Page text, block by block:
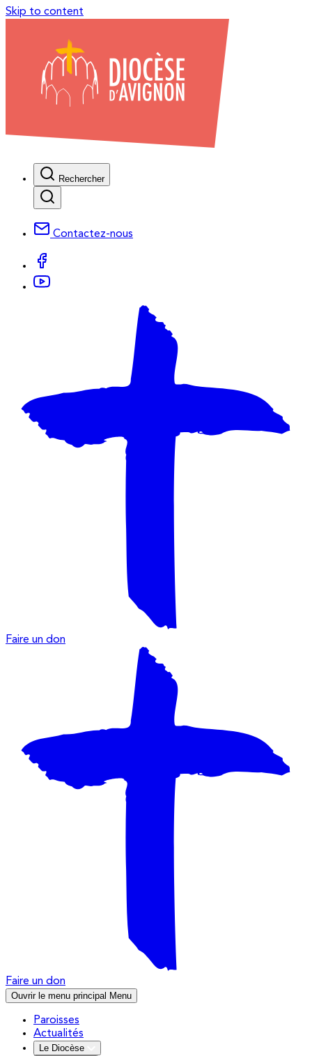
Skip to content
Rechercher
Contactez-nous
Faire un don
Faire un don
Ouvrir le menu principal Menu
Paroisses
Actualités
Le Diocèse